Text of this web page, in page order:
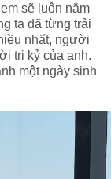
sẽ luôn nắm
ta đã từng trải
nhất, người
tri kỷ của anh.
một ngày sinh